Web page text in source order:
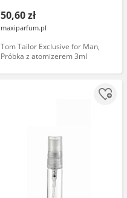
50,60 zł
maxiparfum.pl
Tom Tailor Exclusive for Man,
Próbka z atomizerem 3ml